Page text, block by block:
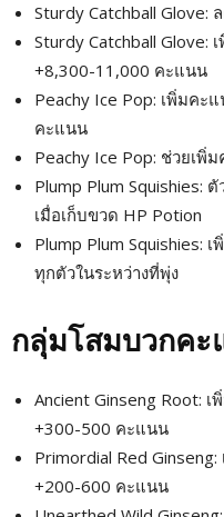
Sturdy Catchball Glove:
Sturdy Catchball Glove:
+8,300-11,000 คะแนน
Peachy Ice Pop: เพิ่มคะ
คะแนน
Peachy Ice Pop: ช่วยเพิ่
Plump Plum Squishies:
เมื่อเก็บขวด HP Potion
Plump Plum Squishies:
ทุกตัวในระหว่างที่พุ่ง
กลุ่มโสมบวกคะ
Ancient Ginseng Root:
+300-500 คะแนน
Primordial Red
+200-600 คะแนน